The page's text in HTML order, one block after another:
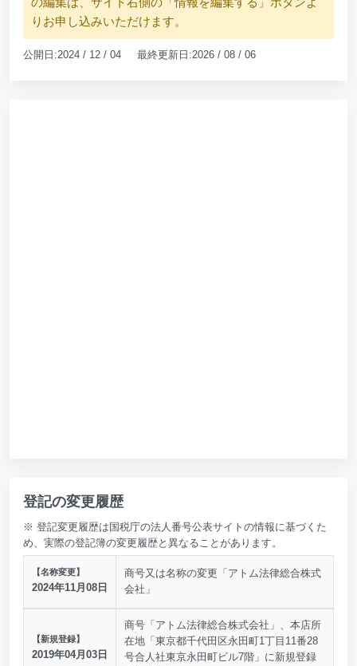
りお申し込みいただけます。
公開日:2024 / 12 / 04 最終更新日:2026 / 08 / 06
登記の変更履歴
※ 登記変更履歴は国税庁の法人番号公表サイトの情報に基づくた
め、実際の登記簿の変更履歴と異なることがあります。
【名称変更】
2024年11月08日
商号又は名称の変更「アトム法律総合株式
会社」
【新規登録】
2019年04月03日
商号「アトム法律総合株式会社」、本店所
在地「東京都千代田区永田町1丁目11番28
号合人社東京永田町ビル7階」に新規登録